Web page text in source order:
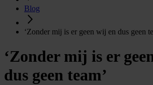
Blog
‘Zonder mij is er geen wij en dus geen
‘Zonder mij is er
dus geen team’